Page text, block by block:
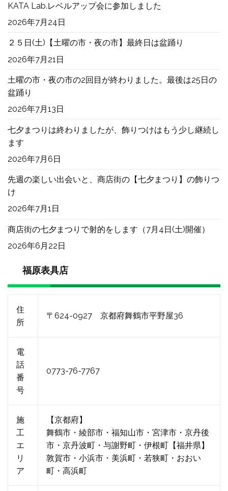
KATA Lab.レベルアップ会に参加しました
2026年7月24日
２５日(土)【土曜の市・夜の市】最終日は盆踊り
2026年7月21日
土曜の市・夜の市の2回目が終わりました。最後は25日の
盆踊り
2026年7月13日
七夕まつりは終わりましたが、飾りつけはもう少し継続し
ます
2026年7月6日
先週の楽しい出会いと、商店街の【七夕まつり】の飾りつ
け
2026年7月1日
商店街の七夕まつりで射的をします（7月4日(土)開催）
2026年6月22日
福原表具店
住
所
〒624-0927 京都府舞鶴市平野屋36
電
話
番
号
0773-76-7767
施
工
エ
リ
ア
【京都府】
舞鶴市・綾部市・福知山市・宮津市・京丹後
市・京丹波町・与謝野町・伊根町【福井県】
敦賀市・小浜市・美浜町・若狭町・おおい
町・高浜町